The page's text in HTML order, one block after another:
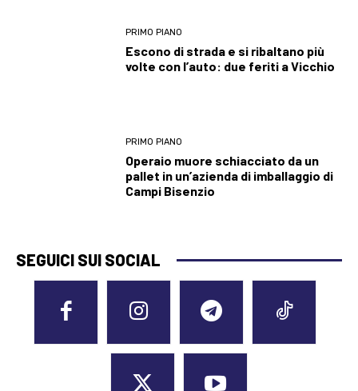
PRIMO PIANO
Escono di strada e si ribaltano più
volte con l’auto: due feriti a Vicchio
PRIMO PIANO
Operaio muore schiacciato da un
pallet in un’azienda di imballaggio di
Campi Bisenzio
SEGUICI SUI SOCIAL